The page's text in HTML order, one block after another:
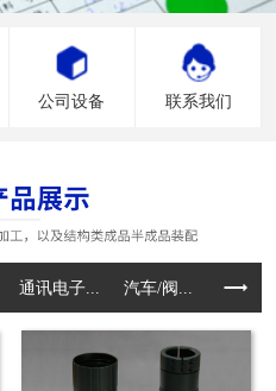
公司设备 联系我们
通讯电子... 汽车/阀... 电动工